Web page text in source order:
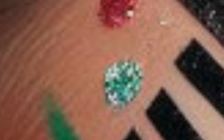
شجلام
10 %